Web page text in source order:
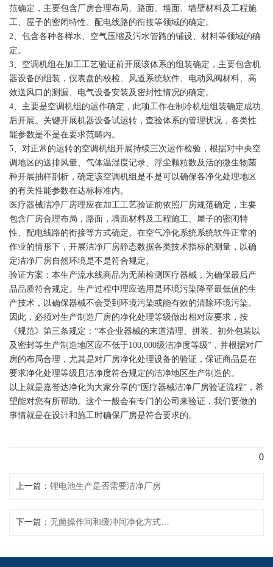
范确定，主要包含厂房合理布局、路面、墙面、墙壁材料及工程施
工、屋子的密闭特性、配电线路的衔接等领域的确定。
2、包含各种各样水、空气压缩及污水管路的铺设、材料等领域的确
定。
3、空调机组在加工工艺验证前开展该体系的组装确定，主要包含机
器设备的组装，仪表盘的校检、风道系统软件、电动风阀材料、高
效送风口的测漏、电气设备安装及密封性情况的确定。
4、主要是空调机组的运作确定，此项工作在制冷机组组装确定成功
后开展。关键开展机器设备试运转，查验体系的管理状况，各类性
能参数是不是在要求范畴内。
5、对正常的运转的空调机组开展持续三次运作检验，根据对中央空
调地区的送排风量、气体温湿度记录、浮尘颗粒数及活的微生物菌
种开展抽样剖析，确定该空调机组是不是可以确保各净化处理地区
的有关性能参数在达标标准内。
医疗器械洁净厂房理应在加工工艺验证前依照厂房规范确定，主要
包含厂房合理布局，路面，墙面材料及工程施工、屋子的密闭特
性、配电线路的衔接等方式确定。在空气净化系统系统软件正常的
作业的情形下，开展洁净厂房静态数据各类技术指标的测量，以确
定洁净厂房自然环境是不是符合规定。
验证方案：本生产流水线商品为无菌检测医疗器械，为确保最后产
品品质符合规定。生产过程中理应选用是环境污染降至最低值的生
产技术，以确保器械不会受到环境污染或能有效的清除环境污染。
因此，必须对生产制造厂房的净化处理等级做出相对应要求，按
《规范》第三条规定：“本企业器械的末道清理、拼装、初外包装以
及密封等生产制造地区应不低于100,000级洁净度等级”，并根据对厂
房的布局合理，尤其是对厂房净化处理设备的验证，保证商品是在
要求净化处理等级且洁净度符合规定的洁净地区生产制造的。
以上就是嘉誉达净化为大家分享的“医疗器械洁净厂房验证流程”，希
望能对您有所帮助。这个一般会有专门的公司来验证，我们要做的
事情就是在设计和施工时确保厂房是符合要求的。
0
上一篇 锂电池生产是否需要洁净厂房
下一篇 无菌操作间和缓冲间净化方式的分类